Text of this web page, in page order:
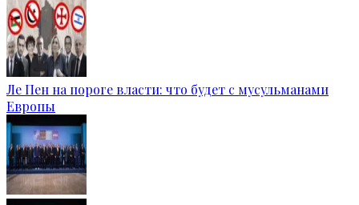
Ле Пен на пороге власти: что будет с мусульманами
Европы